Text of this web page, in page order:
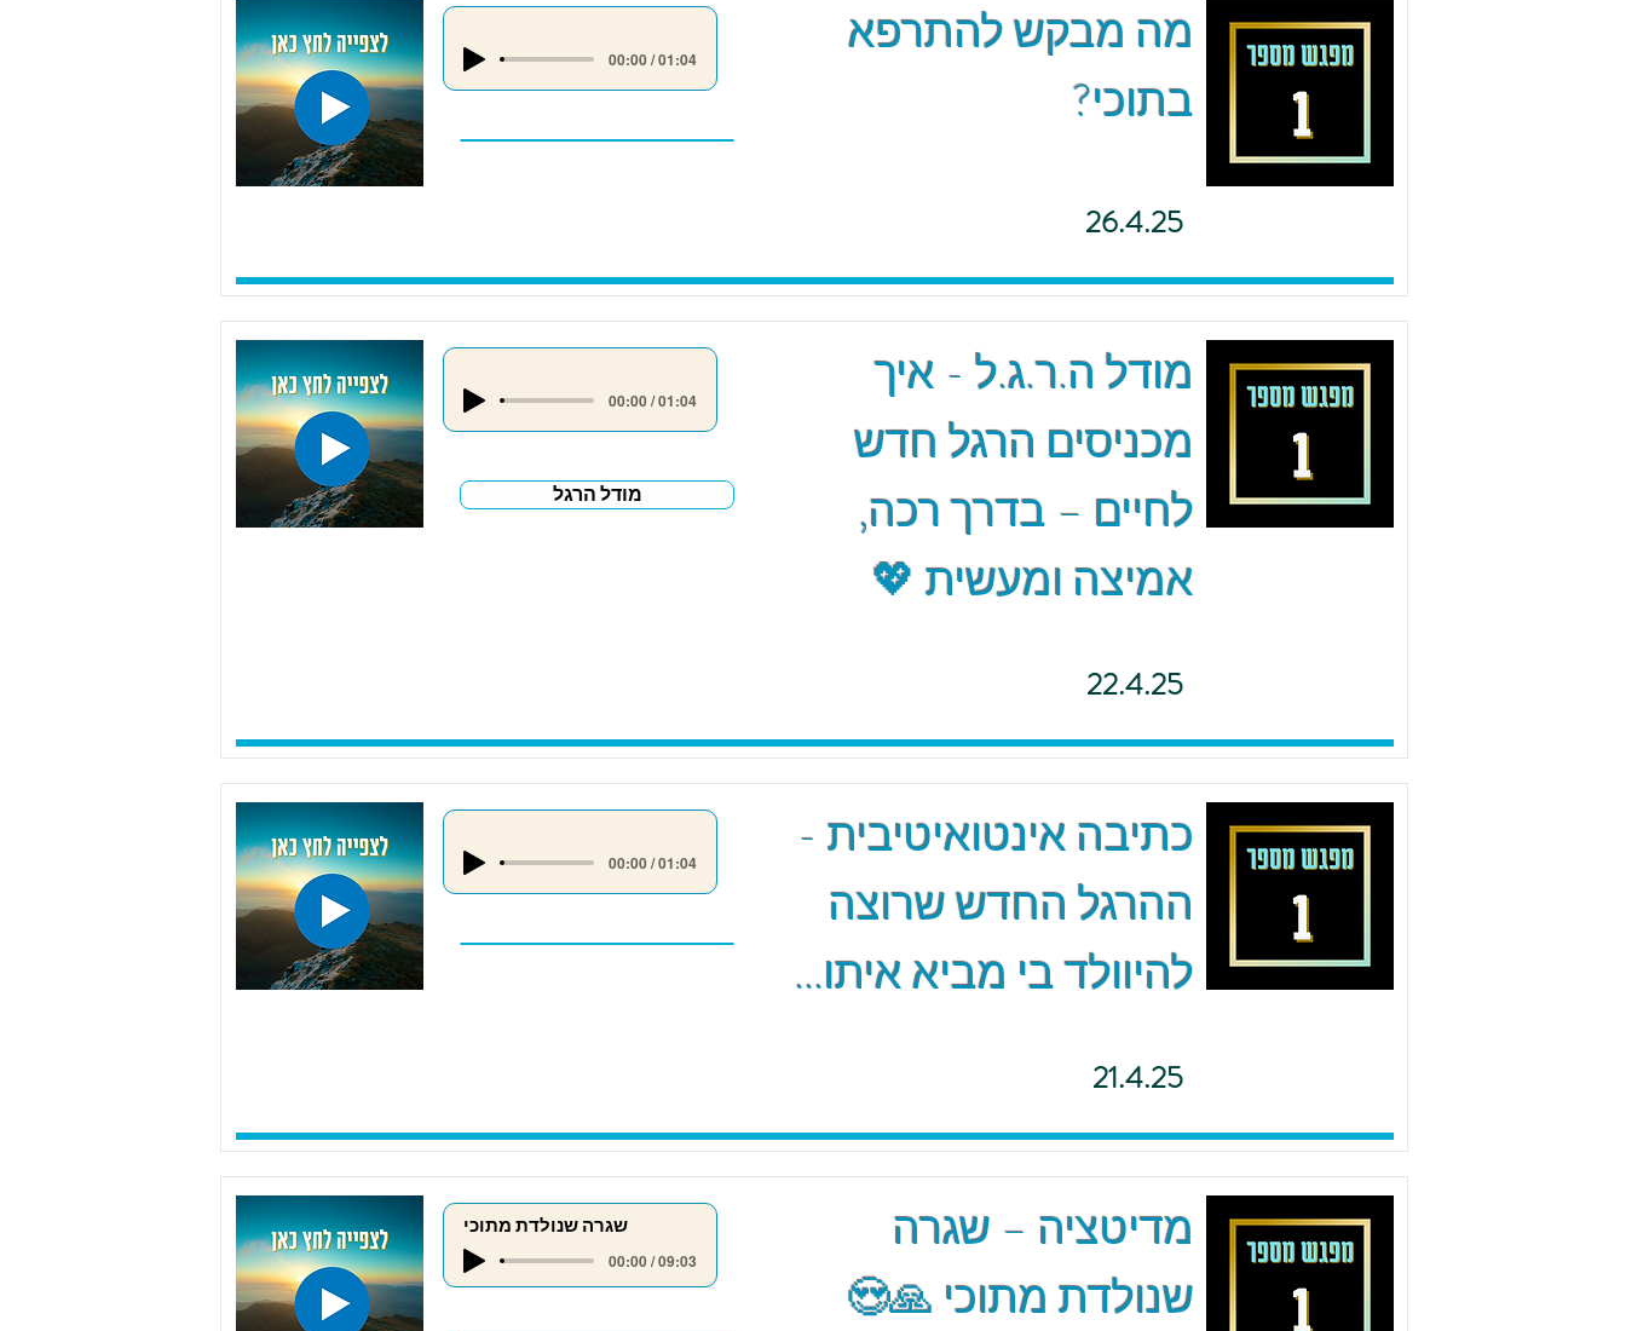
00:00 / 01:04
מה מבקש להתרפא
בתוכי?
26.4.25
00:00 / 01:04
מודל הרגל
מודל ה.ר.ג.ל - איך
מכניסים הרגל חדש
לחיים – בדרך רכה,
אמיצה ומעשית 💖
22.4.25
00:00 / 01:04
כתיבה אינטואיטיבית -
ההרגל החדש שרוצה
להיוולד בי מביא איתו...
21.4.25
שגרה שנולדת מתוכי
00:00 / 09:03
מדיטציה – שגרה
שנולדת מתוכי 🙏😍